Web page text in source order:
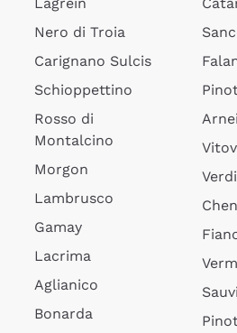
Nero di Troia
Carignano Sulcis
Schioppettino
Rosso di
Montalcino
Morgon
Lambrusco
Gamay
Lacrima
Aglianico
Bonarda